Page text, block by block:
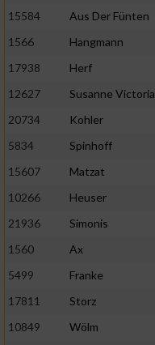
15584
Aus Der Fünten
1566
Hangmann
17938
Herf
12627
Susanne Victoria
20734
Kohler
5834
Spinhoff
15607
Matzat
10266
Heuser
21936
Simonis
1560
Ax
5499
Franke
17811
Storz
10849
Wölm